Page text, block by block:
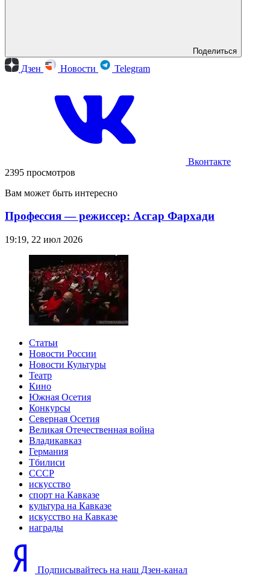
Поделиться
Дзен Новости Telegram
Вконтакте
2395 просмотров
Вам может быть интересно
Профессия — режиссер: Асгар Фархади
19:19, 22 июл 2026
Статьи
Новости России
Новости Культуры
Театр
Кино
Южная Осетия
Конкурсы
Северная Осетия
Великая Отечественная война
Владикавказ
Германия
Тбилиси
СССР
искусство
спорт на Кавказе
культура на Кавказе
искусство на Кавказе
награды
Подписывайтесь на наш Дзен-канал